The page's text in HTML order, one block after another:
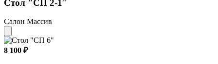
Стол "СП 2-1"
Салон Массив
8 100 ₽